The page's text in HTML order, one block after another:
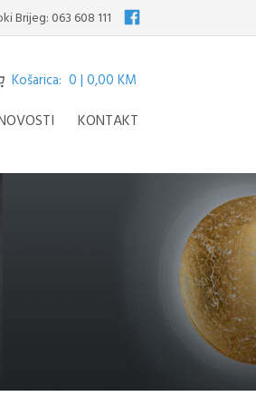
STREAM – fascinantno remek djelo koje
Brijeg: 063 608 111
Košarica: 0 | 0,00 KM
KONTAKT